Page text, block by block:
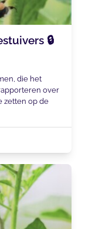
🔒
die het
over
zetten op de